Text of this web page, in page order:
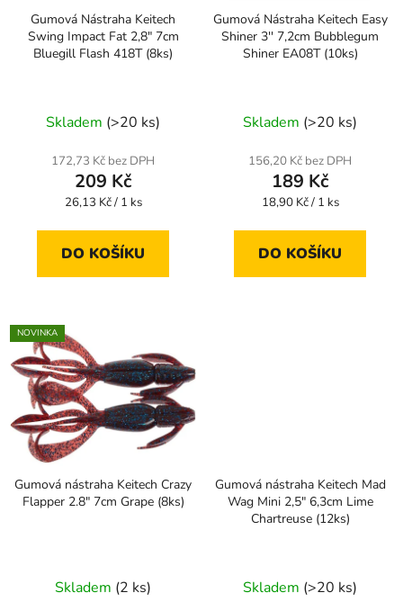
Gumová Nástraha Keitech
Swing Impact Fat 2,8" 7cm
Bluegill Flash 418T (8ks)
Skladem (>20 ks)
172,73 Kč bez DPH
209 Kč
Měrná
26,13 Kč / 1 ks
DO KOŠÍKU
Gumová Nástraha Keitech Easy
Shiner 3'' 7,2cm Bubblegum
Shiner EA08T (10ks)
Skladem (>20 ks)
156,20 Kč bez DPH
189 Kč
Měrná
18,90 Kč / 1 ks
DO KOŠÍKU
NOVINKA
Gumová nástraha Keitech Crazy
Flapper 2.8" 7cm Grape (8ks)
Skladem (2 ks)
Gumová nástraha Keitech Mad
Wag Mini 2,5" 6,3cm Lime
Chartreuse (12ks)
Skladem (>20 ks)